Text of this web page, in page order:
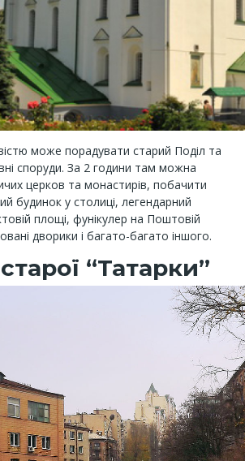
може порадувати старий Поділ та
споруди. За 2 години там можна
церков та монастирів, побачити
будинок у столиці, легендарний
площі, фунікулер на Поштовій
дворики і багато-багато іншого.
“Татарки”